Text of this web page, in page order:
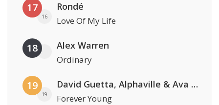
17
16
Rondé
Love Of My Life
18 Alex Warren
Ordinary
19
19
David Guetta, Alphaville & Ava Max
Forever Young